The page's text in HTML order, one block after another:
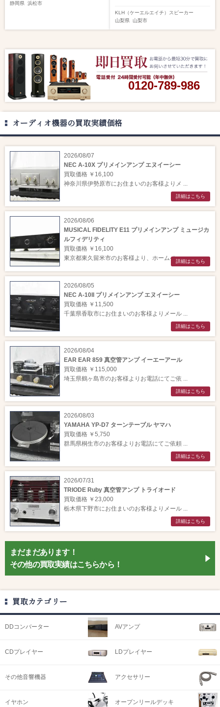
静岡県 浜松市
KLH（ケーエルエイチ） スピーカー
山梨県 山梨市
0120-789-986
オーディオ機器の買取実績価格
2026/08/07
NEC A-10X プリメインアンプ エヌイーシー
買取価格 ￥16,100
神奈川県伊勢原市にお住まいのお客様よりメ ...
詳細はこちら
2026/08/06
MUSICAL FIDELITY E11 プリメインアンプ ミュージカ
ルフィデリティ
買取価格 ￥16,100
東京都東久留米市のお客様より、ホームペー ...詳細はこちら
2026/08/05
NEC A-10II プリメインアンプ エヌイーシー
買取価格 ￥11,500
千葉県香取市にお住まいのお客様よりメール ...
詳細はこちら
2026/08/04
EAR EAR 859 真空管アンプ イーエーアール
買取価格 ￥115,000
埼玉県鶴ヶ島市のお客様よりお電話にてご依 ...
詳細はこちら
2026/08/03
YAMAHA YP-D7 ターンテーブル ヤマハ
買取価格 ￥5,750
群馬県桐生市のお客様よりお電話にてご依頼 ...
詳細はこちら
2026/07/31
TRIODE Ruby 真空管アンプ トライオード
買取価格 ￥23,000
栃木県下野市にお住まいのお客様よりメール ...
詳細はこちら
まだまだあります！
その他の買取実績はこちらから！
買取カテゴリー
DDコンバーター AVアンプ
CDプレイヤー LDプレイヤー
その他音響機器 アクセサリー
イヤホン オープンリールデッキ